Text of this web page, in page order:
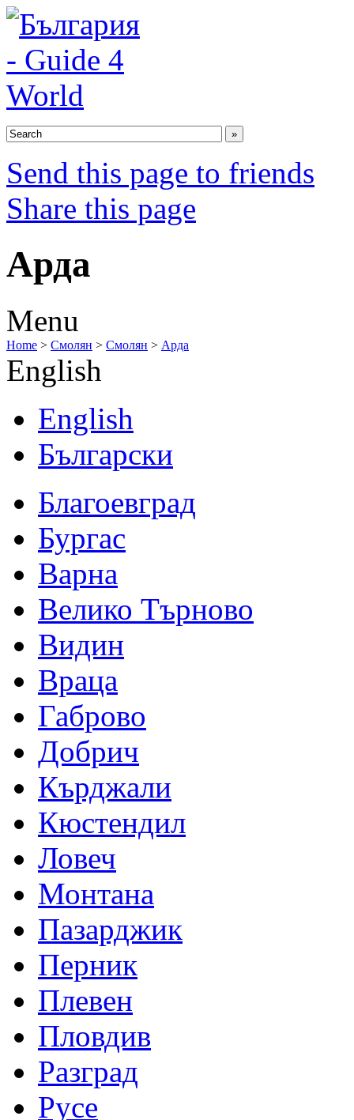
Send this page to friends
Share this page
Арда
Menu
Home > Смолян > Смолян > Арда
English
English
Български
Благоевград
Бургас
Варна
Велико Търново
Видин
Враца
Габрово
Добрич
Кърджали
Кюстендил
Ловеч
Монтана
Пазарджик
Перник
Плевен
Пловдив
Разград
Русе